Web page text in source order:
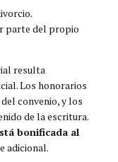
parte del propio
resulta
Los honorarios
convenio, y los
de la escritura.
bonificada al
adicional.